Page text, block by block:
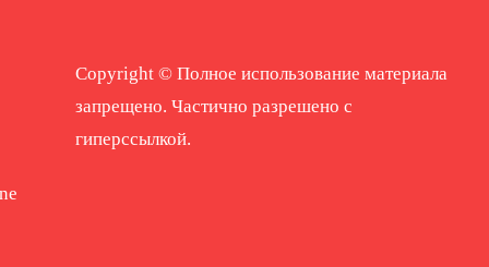
Copyright © Полное использование материала
запрещено. Частично разрешено с
гиперссылкой.